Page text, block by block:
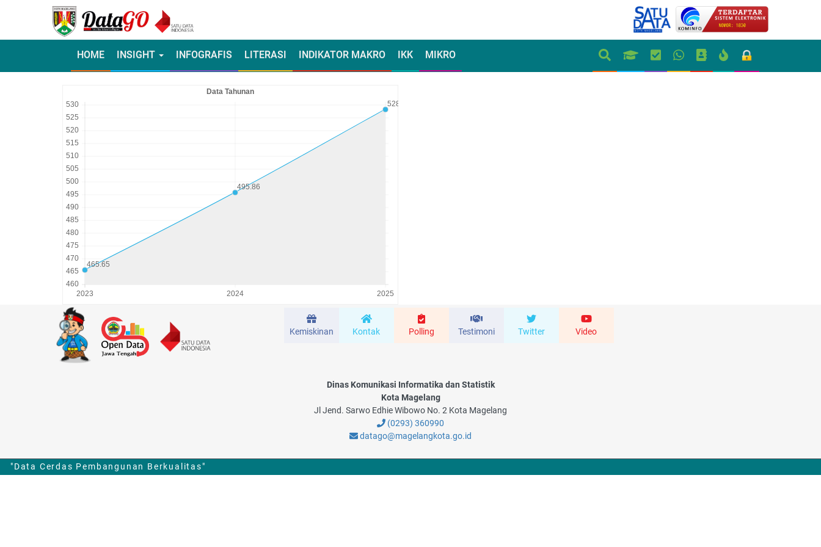
HOME INSIGHT INFOGRAFIS LITERASI INDIKATOR MAKRO IKK MIKRO
Kemiskinan Kontak Polling Testimoni Twitter Video
Dinas Komunikasi Informatika dan Statistik
Kota Magelang
Jl Jend. Sarwo Edhie Wibowo No. 2 Kota Magelang
(0293) 360990
datago@magelangkota.go.id
Cerdas Pembangunan Berkualitas"